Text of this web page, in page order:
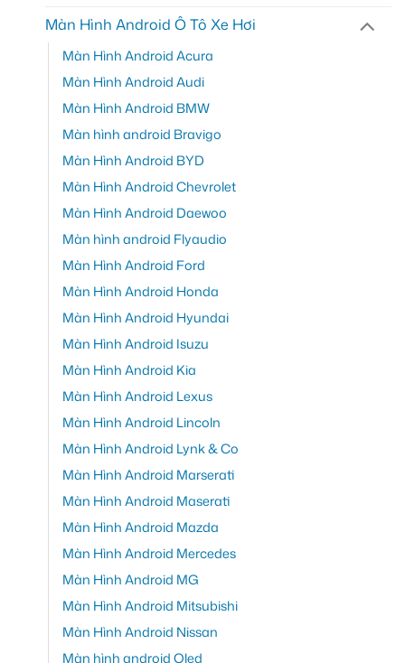
Màn Hình Android Ô Tô Xe Hơi
Màn Hình Android Acura
Màn Hình Android Audi
Màn Hình Android BMW
Màn hình android Bravigo
Màn Hình Android BYD
Màn Hình Android Chevrolet
Màn Hình Android Daewoo
Màn hình android Flyaudio
Màn Hình Android Ford
Màn Hình Android Honda
Màn Hình Android Hyundai
Màn Hình Android Isuzu
Màn Hình Android Kia
Màn Hình Android Lexus
Màn Hình Android Lincoln
Màn Hình Android Lynk & Co
Màn Hình Android Marserati
Màn Hình Android Maserati
Màn Hình Android Mazda
Màn Hình Android Mercedes
Màn Hình Android MG
Màn Hình Android Mitsubishi
Màn Hình Android Nissan
Màn hình android Oled